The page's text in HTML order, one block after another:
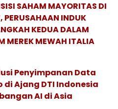
SAHAM MAYORITAS DI
PERUSAHAAN INDUK
KEDUA DALAM
MEREK MEWAH ITALIA
Penyimpanan Data
di Ajang DTI Indonesia
AI di Asia